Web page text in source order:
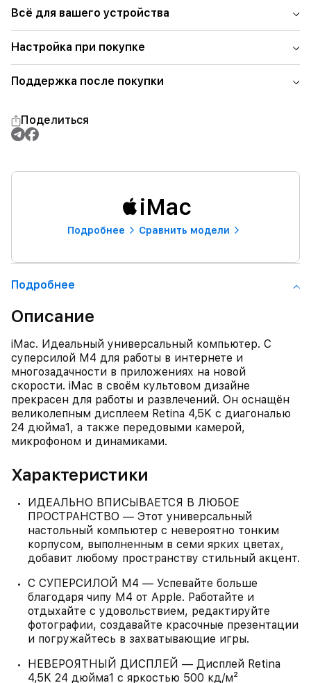
Всё для вашего устройства
Настройка при покупке
Поддержка после покупки
Поделиться
iMac
Подробнее Сравнить модели
Подробнее
Описание
iMac. Идеальный универсальный компьютер. С
суперсилой M4 для работы в интернете и
многозадачности в приложениях на новой
скорости. iMac в своём культовом дизайне
прекрасен для работы и развлечений. Он оснащён
великолепным дисплеем Retina 4,5K с диагональю
24 дюйма1, а также передовыми камерой,
микрофоном и динамиками.
Характеристики
ИДЕАЛЬНО ВПИСЫВАЕТСЯ В ЛЮБОЕ
ПРОСТРАНСТВО — Этот универсальный
настольный компьютер с невероятно тонким
корпусом, выполненным в семи ярких цветах,
добавит любому пространству стильный акцент.
С СУПЕРСИЛОЙ M4 — Успевайте больше
благодаря чипу M4 от Apple. Работайте и
отдыхайте с удовольствием, редактируйте
фотографии, создавайте красочные презентации
и погружайтесь в захватывающие игры.
НЕВЕРОЯТНЫЙ ДИСПЛЕЙ — Дисплей Retina
4,5K 24 дюйма1 c яркостью 500 кд/м²